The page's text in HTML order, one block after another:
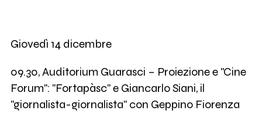
Giovedì 14 dicembre
09.30, Auditorium Guarasci – Proiezione e "Cine
Forum": "Fortapàsc" e Giancarlo Siani, il
"giornalista-giornalista" con Geppino Fiorenza